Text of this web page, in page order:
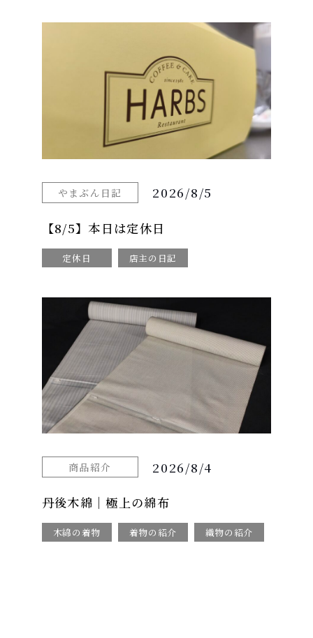
やまぶん日記 2026/8/5
【8/5】本日は定休日
定休日 店主の日記
商品紹介 2026/8/4
丹後木綿｜極上の綿布
木綿の着物 着物の紹介 織物の紹介